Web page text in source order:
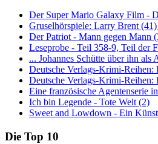
Der Super Mario Galaxy Film -
Gruselhörspiele: Larry Brent
Der Patriot - Mann gegen Mann
Leseprobe - Teil 358-9, Teil der
... Johannes Schütte über ihn
Deutsche Verlags-Krimi-
Deutsche Verlags-Krimi-
Eine französische Agentenserie
Ich bin Legende - Tote Welt (2)
Sweet and Lowdown - Ein
Die Top 10